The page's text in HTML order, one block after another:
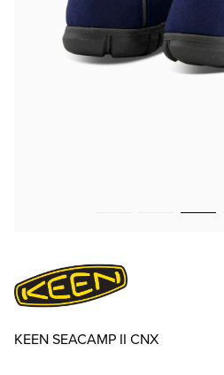
KEEN SEACAMP II CNX